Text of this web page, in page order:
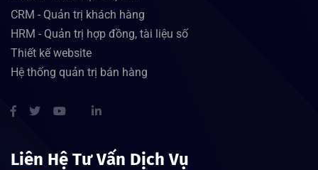
CRM - Quản trị khách hàng
HRM - Quản trị hợp đồng, tài liệu số
Thiết kế website
Hệ thống quản trị bán hàng
Liên Hệ Tư Vấn Dịch Vụ